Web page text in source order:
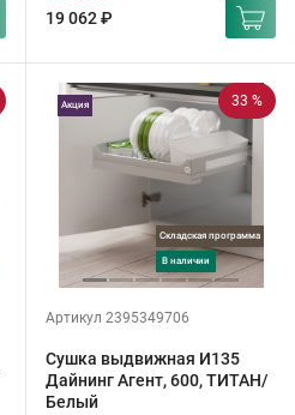
19 062 ₽
33 %
Складская программа
в наличии
Акция
Артикул 2395349706
Сушка выдвижная И135
Дайнинг Агент, 600, ТИТАН/
Белый